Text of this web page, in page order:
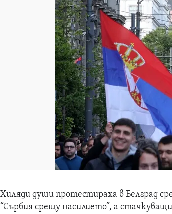
Хиляди души протестираха в Белград
“Сърбия срещу насилието”, а